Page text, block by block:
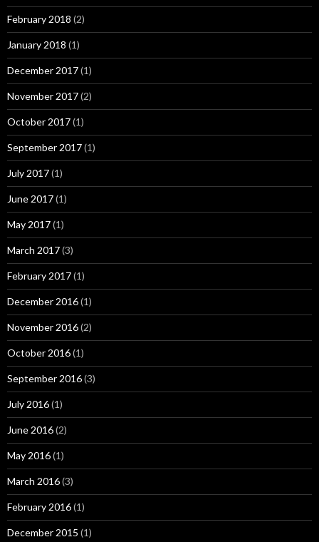
February 2018 (2)
January 2018 (1)
December 2017(1)
November 2017(2)
October 2017(1)
September 2017(1)
July 2017(1)
June 2017(1)
May 2017(1)
March 2017(3)
February 2017(1)
December 2016(1)
November 2016(2)
October 2016(1)
September 2016(3)
July 2016(1)
June 2016(2)
May 2016(1)
March 2016(3)
February 2016(1)
December 2015 (1)